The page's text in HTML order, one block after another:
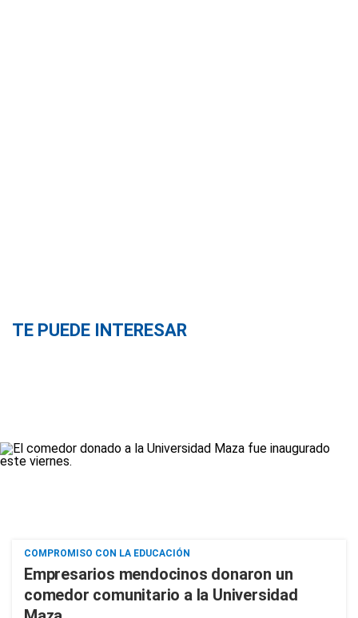
TE PUEDE INTERESAR
COMPROMISO CON LA EDUCACIÓN
Empresarios mendocinos donaron un
comedor comunitario a la Universidad